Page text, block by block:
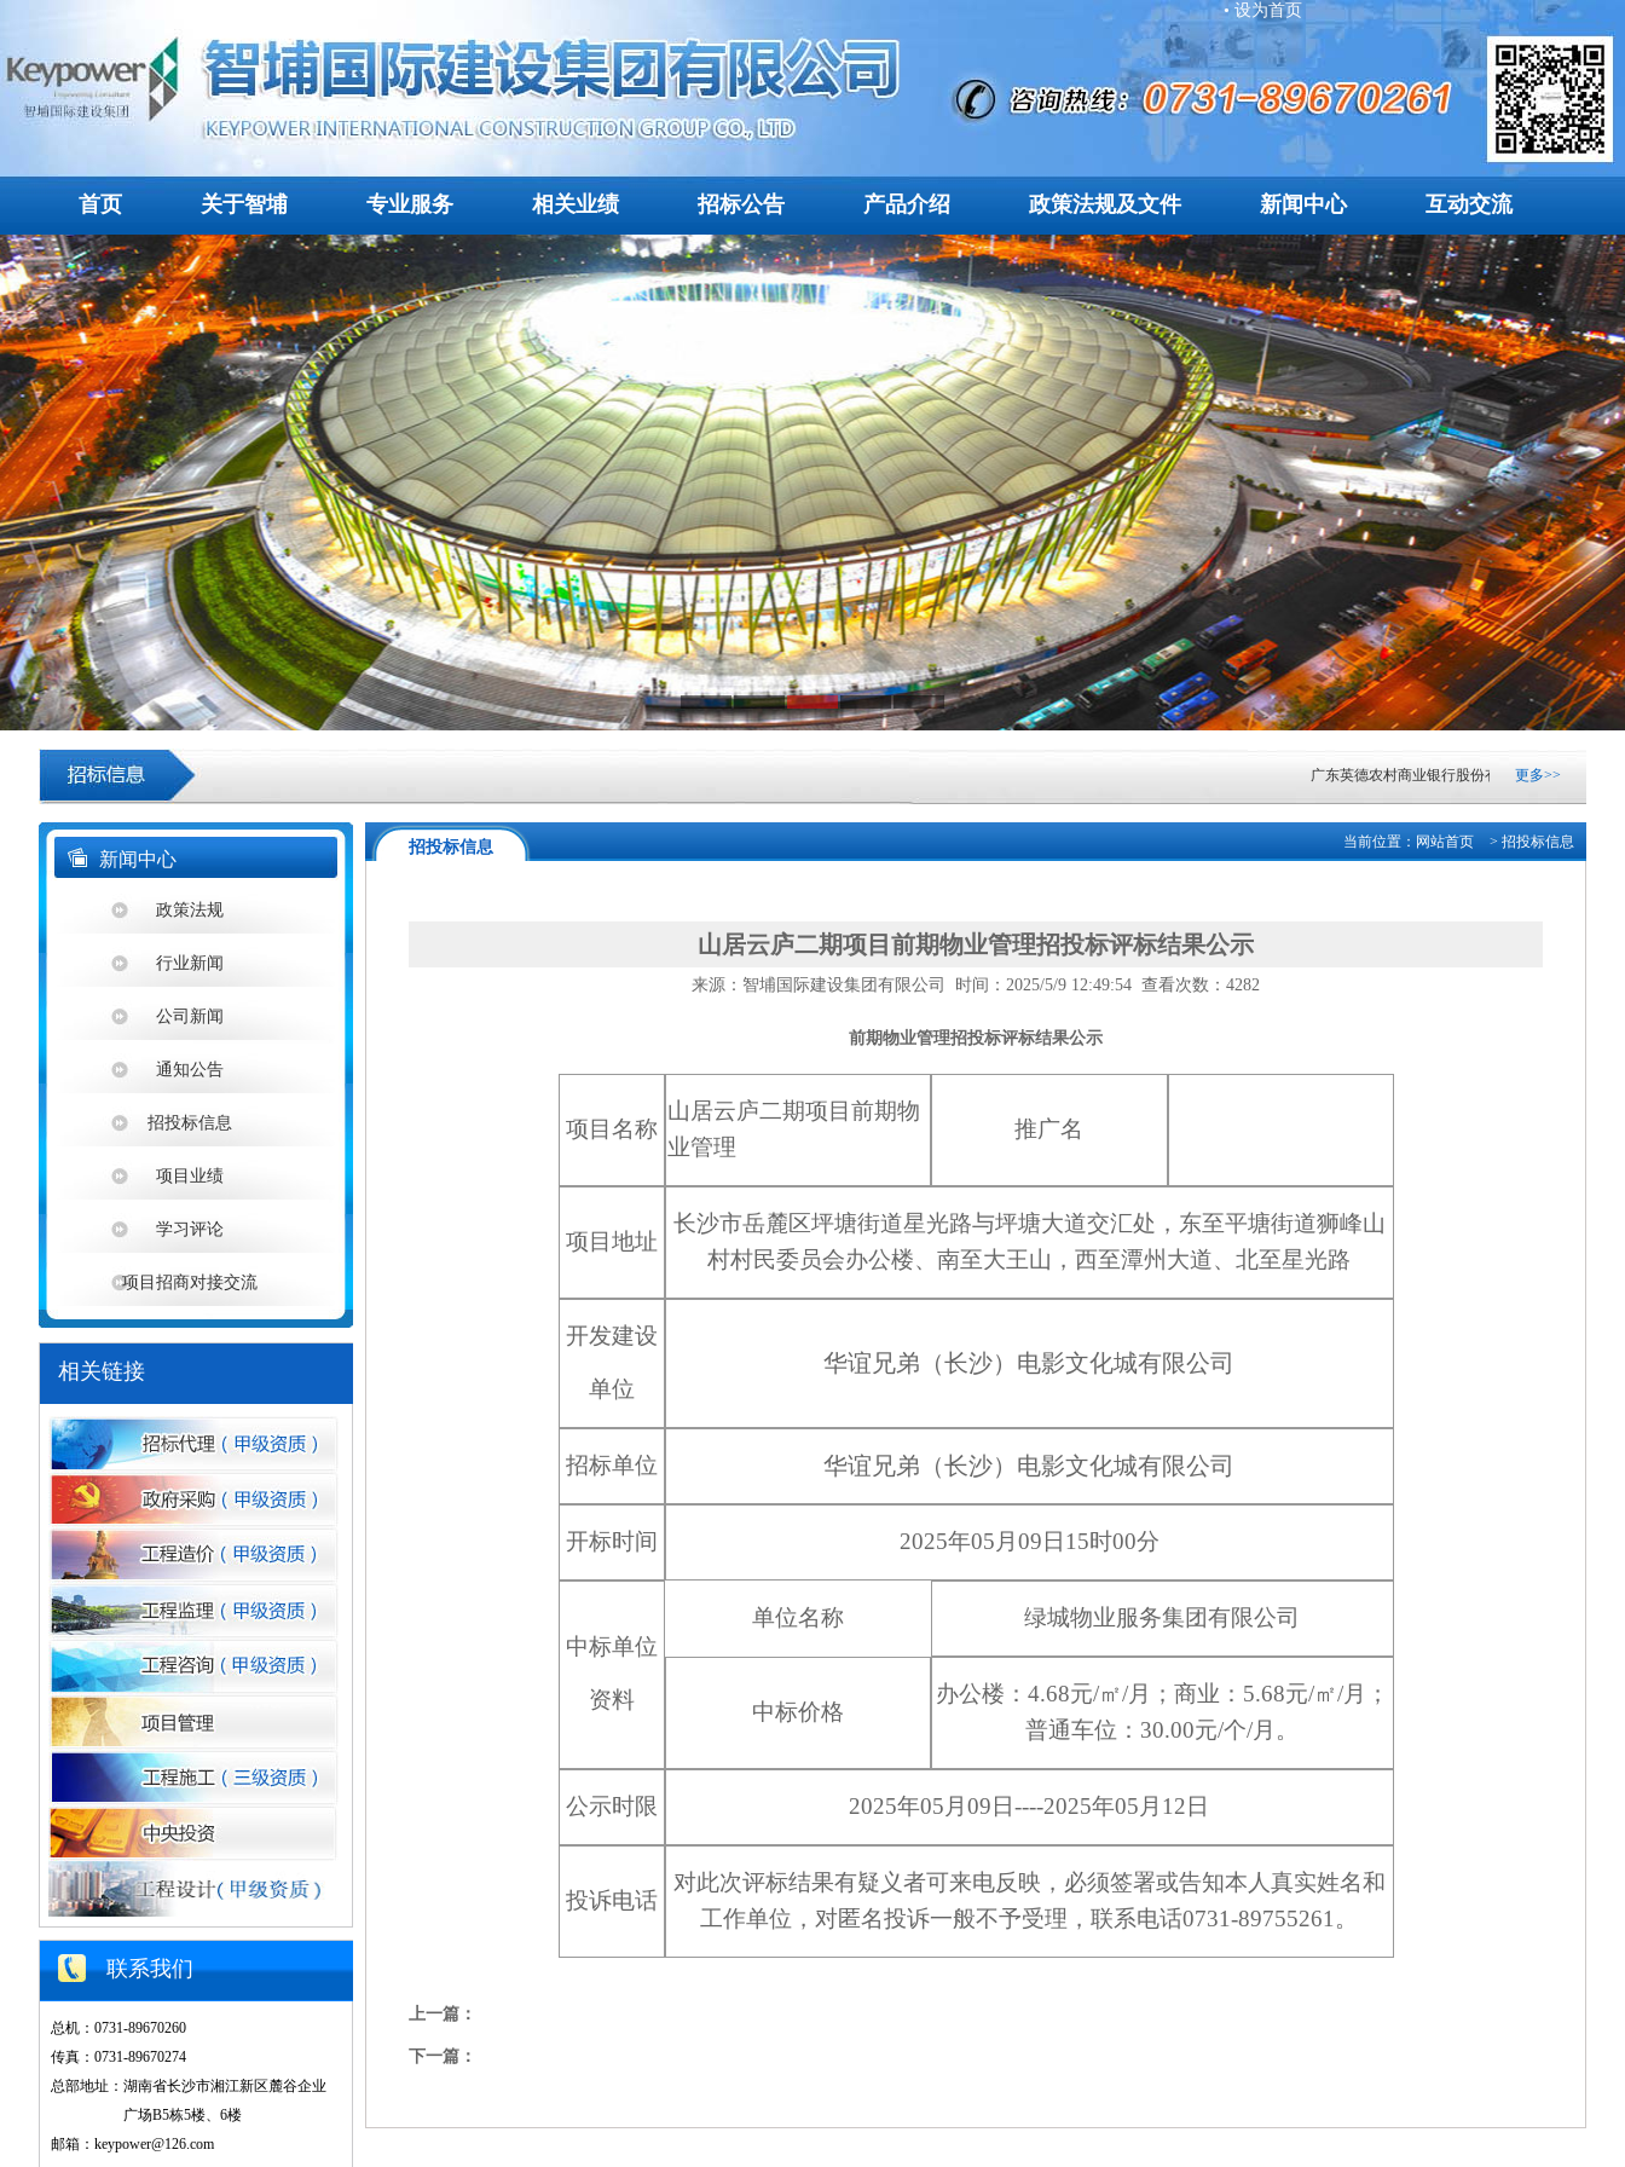
• 设为首页
首页 关于智埔 专业服务 相关业绩 招标公告 产品介绍 政策法规及文件 新闻中心 互动交流
1 2 3 4 5
广东英德农村商业银行股份有限公司自有资产楼顶
广东清远农村商业银行股份有限公司网络中心机房
中山市火炬科学技术学校（南朗校区）善贤楼一楼
更多>>
新闻中心
政策法规
行业新闻
公司新闻
通知公告
招投标信息
项目业绩
学习评论
项目招商对接交流
相关链接
联系我们
总机：0731-89670260
传真：0731-89670274
总部地址：湖南省长沙市湘江新区麓谷企业
广场B5栋5楼、6楼
邮箱：keypower@126.com
招投标信息 当前位置： 网站首页 > 招投标信息
山居云庐二期项目前期物业管理招投标评标结果公示
来源：智埔国际建设集团有限公司 时间：2025/5/9 12:49:54 查看次数：4282
前期物业管理招投标评标结果公示
项目名称
山居云庐二期项目前期物
业管理
推广名
项目地址
长沙市岳麓区坪塘街道星光路与坪塘大道交汇处，东至平塘街道狮峰山
村村民委员会办公楼、南至大王山，西至潭州大道、北至星光路
开发建设
单位
华谊兄弟（长沙）电影文化城有限公司
招标单位 华谊兄弟（长沙）电影文化城有限公司
开标时间 2025年05月 09 日 15时00分
中标单位
资料
单位名称 绿城物业服务集团有限公司
中标价格
办公楼 ： 4.68元/㎡/月； 商业 ： 5.68元/㎡/月；
普通车位 ： 30.00元/个/月 。
公示时限 2025年05月 09 日----2025年05月 12 日
投诉电话
对此次评标结果有疑义者可来电反映，必须签署或告知本人真实姓名和
工作单位，对匿名投诉一般不予受理，联系电话0731-89755261。
上一篇：
下一篇：